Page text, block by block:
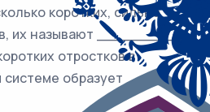
коротких, сильно
их называют ___________
отростков в
образует